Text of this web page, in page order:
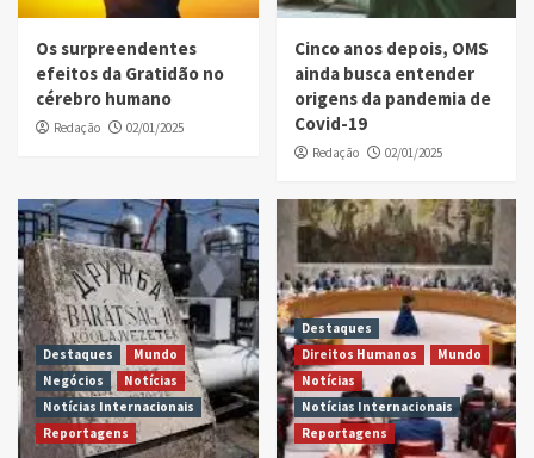
Os surpreendentes
efeitos da Gratidão no
cérebro humano
Redação 02/01/2025
Cinco anos depois, OMS
ainda busca entender
origens da pandemia de
Covid-19
Redação 02/01/2025
Destaques
Mundo
Negócios
Notícias
Notícias Internacionais
Reportagens
Destaques
Direitos Humanos
Mundo
Notícias
Notícias Internacionais
Reportagens